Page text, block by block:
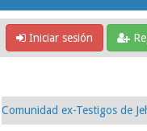
Iniciar sesión
Comunidad ex-Testigos de